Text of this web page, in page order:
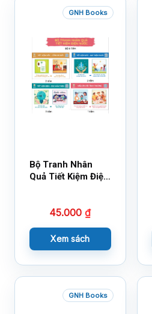
GNH Books
Bộ Tranh Nhân
Quả Tiết Kiệm Điện
45.000₫
Xem sách
GNH Books